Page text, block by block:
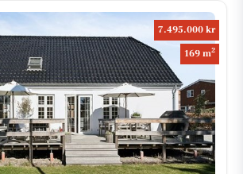
7.495.000 kr
169 m2